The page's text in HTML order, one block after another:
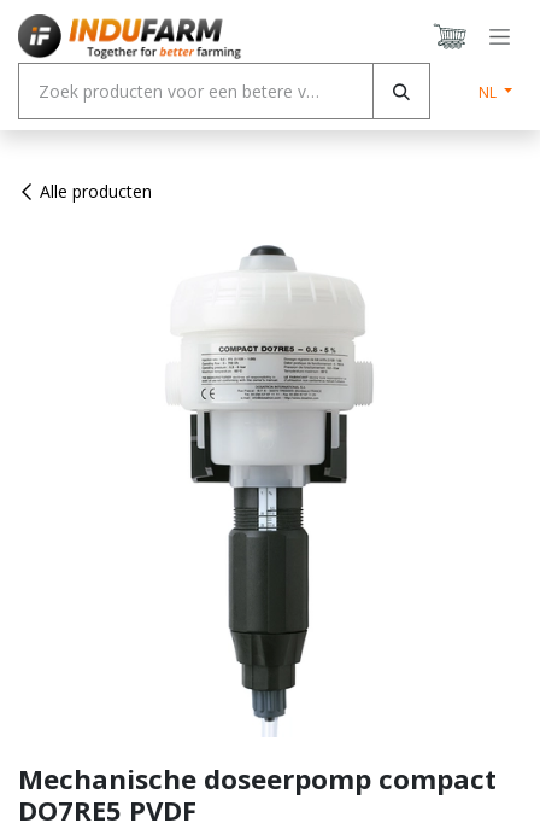
Overslaan naar inhoud
NL
Alle producten
Mechanische doseerpomp compact
DO7RE5 PVDF